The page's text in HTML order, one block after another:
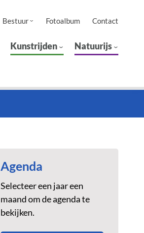
Bestuur Fotoalbum Contact
Kunstrijden Natuurijs
Agenda
Selecteer een jaar een
maand om de agenda te
bekijken.